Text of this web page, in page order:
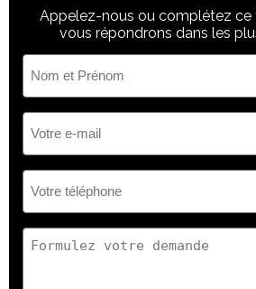
Appelez-nous ou complétez ce
vous répondrons dans les
mail